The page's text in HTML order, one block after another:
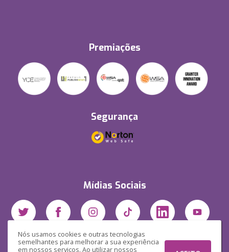
Nós usamos cookies e outras tecnologias
semelhantes para melhorar a sua experiência
em nossos serviços. Ao utilizar nossos
Premiações
Segurança
Mídias Sociais